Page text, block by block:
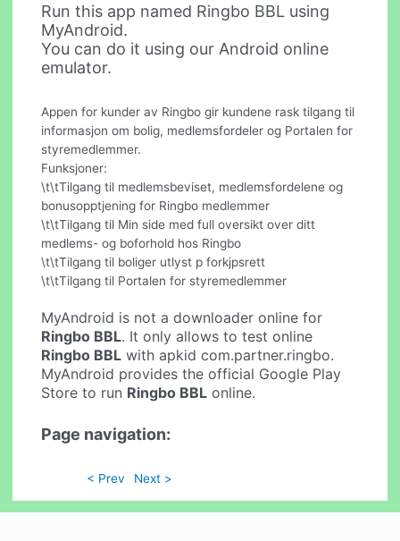
Run this app named Ringbo BBL using
MyAndroid.
You can do it using our Android online
emulator.
Appen for kunder av Ringbo gir kundene rask tilgang til
informasjon om bolig, medlemsfordeler og Portalen for
styremedlemmer.
Funksjoner:
\t\tTilgang til medlemsbeviset, medlemsfordelene og
bonusopptjening for Ringbo medlemmer
\t\tTilgang til Min side med full oversikt over ditt
medlems- og boforhold hos Ringbo
\t\tTilgang til boliger utlyst p forkjpsrett
\t\tTilgang til Portalen for styremedlemmer
MyAndroid is not a downloader online for
Ringbo BBL. It only allows to test online
Ringbo BBL with apkid com.partner.ringbo.
MyAndroid provides the official Google Play
Store to run Ringbo BBL online.
Page navigation:
< Prev Next >